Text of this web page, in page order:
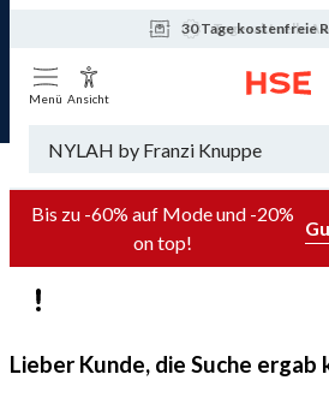
30 Tage kostenfreie
Tagesaktuelle
Menü Ansicht
Bis zu -60% auf Mode und -20%
on top!
Lieber Kunde, die Suche ergab